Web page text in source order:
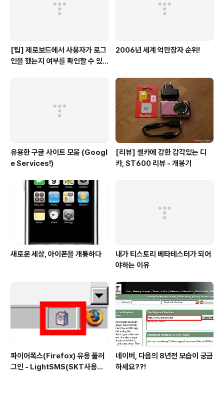
[팁] 제로보드에서 사용자가 로그
인을 했는지 여부를 확인할 수 있
2006년 세계 억만장자 순위!
유용한 구글 사이트 모음 (Googl
e Services!)
[리뷰] 셀카에 강한 감각있는 디
카, ST600 리뷰 - 개봉기
새로운 세상, 아이폰을 개통하다
내가 티스토리 베타테스터가 되어
야하는 이유
파이어폭스(Firefox) 유용 플러
그인 - LightSMS(SKT사용자
네이버, 다음의 8년전 모습이 궁금
하세요??!